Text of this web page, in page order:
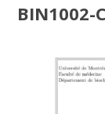
BIN1002-